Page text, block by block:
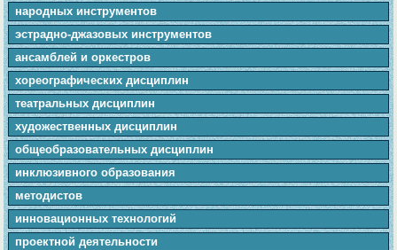
народных инструментов
эстрадно-джазовых инструментов
ансамблей и оркестров
хореографических дисциплин
театральных дисциплин
художественных дисциплин
общеобразовательных дисциплин
инклюзивного образования
методистов
инновационных технологий
проектной деятельности